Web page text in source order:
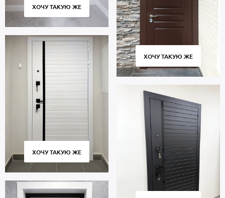
ХОЧУ ТАКУЮ ЖЕ
ХОЧУ ТАКУЮ ЖЕ
ХОЧУ ТАКУЮ ЖЕ